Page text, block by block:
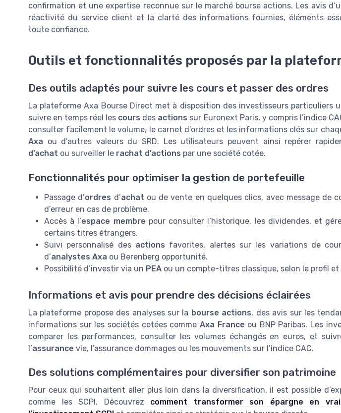
confirmation et une expertise reconnue sur le marché bourse actions. Les avis
réactivité du service client et la clarté des informations fournies, éléments
toute confiance.
Outils et fonctionnalités proposés par la
Des outils adaptés pour suivre les cours et passer des ordres
La plateforme Axa Bourse Direct met à disposition des investisseurs particuliers
suivre en temps réel les cours des actions sur Euronext Paris, y compris l’indice
consulter facilement le volume, le carnet d’ordres et les informations clés sur
Axa ou d’autres valeurs du SRD. Les utilisateurs peuvent ainsi repérer
d’achat ou surveiller le rachat d’actions par une société cotée.
Fonctionnalités pour optimiser la gestion de portefeuille
Passage d’ordres d’achat ou de vente en quelques clics, avec message de
d’erreur en cas de problème.
Accès à l’espace membre pour consulter l’historique, les dividendes, et
certains titres étrangers.
Suivi personnalisé des actions favorites, alertes sur les variations de
d’analystes Axa ou Berenberg opportunité.
Possibilité d’investir via un PEA ou un compte-titres classique, selon le profil
Informations et avis pour prendre des décisions éclairées
La plateforme propose des analyses sur la bourse actions, des avis sur les
informations sur les sociétés cotées comme Axa France ou BNP Paribas. Les
comparer les performances, consulter les volumes échangés en euros, et
l’assurance vie, l’assurance dommages ou les mouvements sur l’indice CAC.
Des solutions complémentaires pour diversifier son patrimoine
Pour ceux qui souhaitent aller plus loin dans la diversification, il est possible
comme les SCPI. Découvrez comment transformer son épargne en